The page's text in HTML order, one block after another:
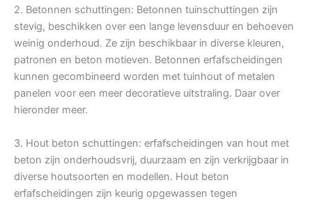
2. Betonnen schuttingen: Betonnen tuinschuttingen zijn
stevig, beschikken over een lange levensduur en behoeven
weinig onderhoud. Ze zijn beschikbaar in diverse kleuren,
patronen en beton motieven. Betonnen erfafscheidingen
kunnen gecombineerd worden met tuinhout of metalen
panelen voor een meer decoratieve uitstraling. Daar over
hieronder meer.
3. Hout beton schuttingen: erfafscheidingen van hout met
beton zijn onderhoudsvrij, duurzaam en zijn verkrijgbaar in
diverse houtsoorten en modellen. Hout beton
erfafscheidingen zijn keurig opgewassen tegen